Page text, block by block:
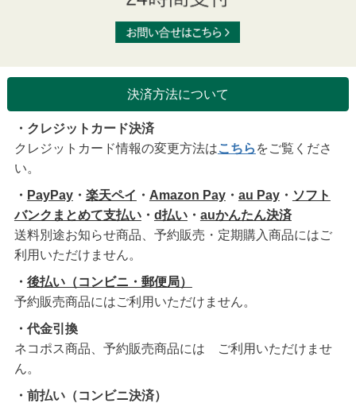
決済方法について
・クレジットカード決済
クレジットカード情報の変更方法はこちら をご覧くださ
い。
・ PayPay・ 楽天ペイ ・ Amazon Pay・ au Pay・ ソフト
バンクまとめて支払い・ d払い・ auかんたん決済
送料別途お知らせ商品、予約販売・定期購入商品にはご
利用いただけません。
・ 後払い（コンビニ・郵便局）
予約販売商品にはご利用いただけません。
・代金引換
ネコポス商品、予約販売商品には ご利用いただけませ
ん。
・前払い（コンビニ決済）